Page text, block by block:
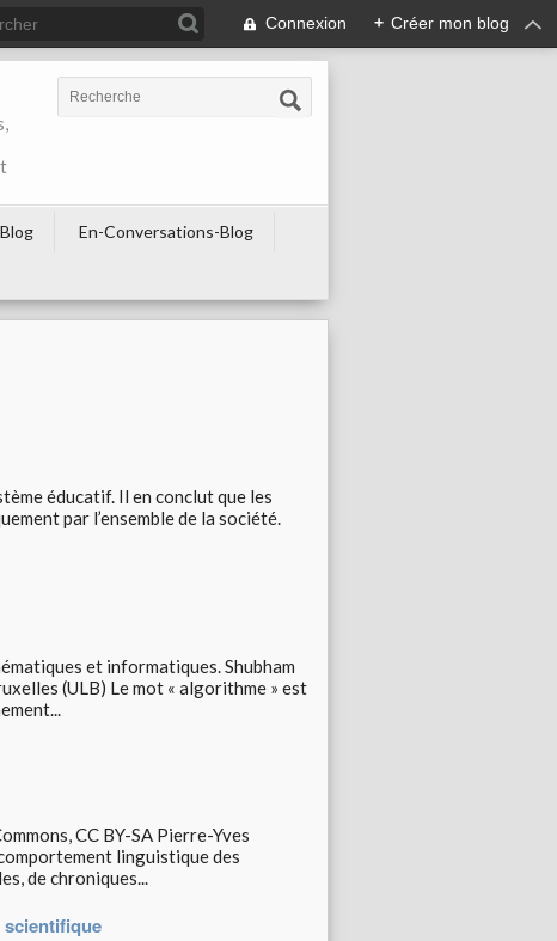
Connexion + Créer mon blog
En-Conversations-Blog
éducatif. Il en conclut que les
par l’ensemble de la société.
et informatiques. Shubham
(ULB) Le mot « algorithme » est
CC BY-SA Pierre-Yves
linguistique des
de chroniques...
scientifique